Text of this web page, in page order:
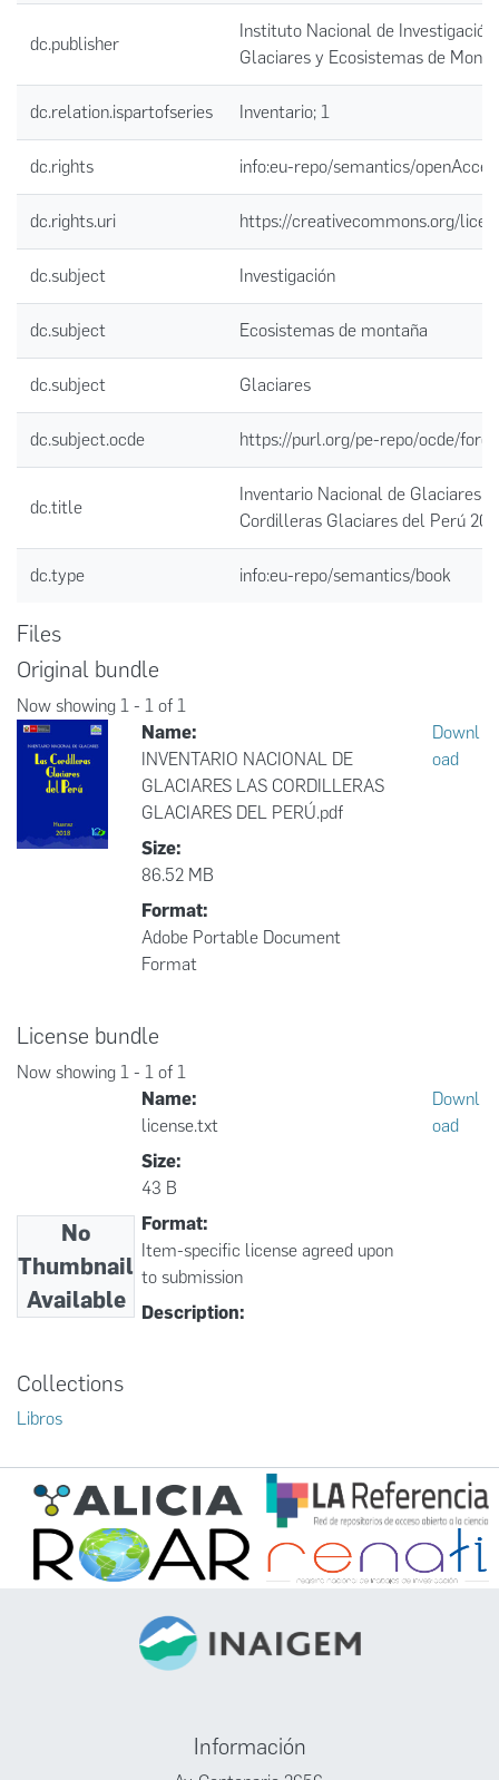
dc.publisher
Instituto Nacional de Investigación
Glaciares y Ecosistemas de
dc.relation.ispartofseries Inventario; 1
dc.rights info:eu-repo/semantics/
dc.rights.uri https://creativecommons.org/
dc.subject Investigación
dc.subject Ecosistemas de montaña
dc.subject Glaciares
dc.subject.ocde https://purl.org/pe-repo/ocde/
dc.title
Inventario Nacional de Glaciares
Cordilleras Glaciares del Perú
dc.type info:eu-repo/semantics/book
Files
Original bundle
Now showing 1 - 1 of 1
Name:
INVENTARIO NACIONAL DE
GLACIARES LAS CORDILLERAS
GLACIARES DEL PERÚ.pdf
Size:
86.52 MB
Format:
Adobe Portable Document
Format
Downl
oad
License bundle
Now showing 1 - 1 of 1
No
Thumbnail
Available
Name:
license.txt
Size:
43 B
Format:
Item-specific license agreed upon
to submission
Description:
Downl
oad
Collections
Libros
Información